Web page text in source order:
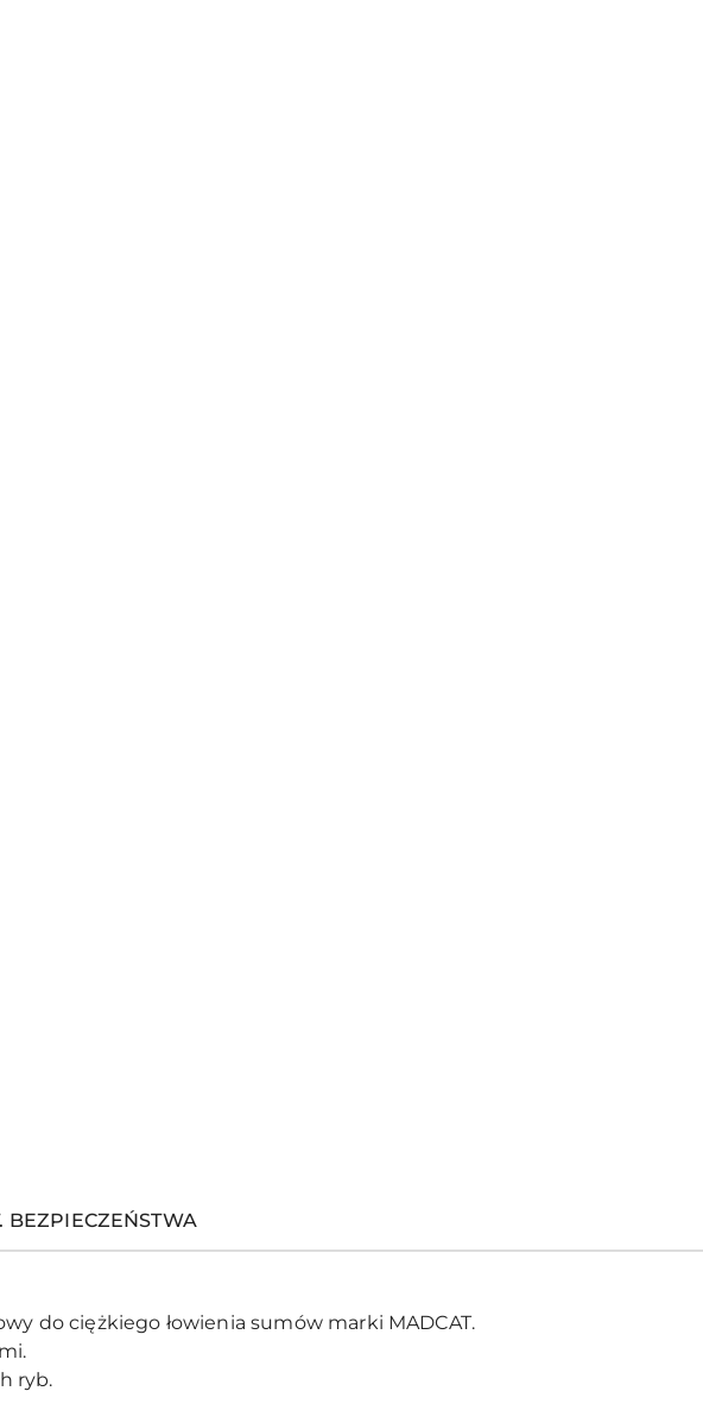
BEZPIECZEŃSTWA
do ciężkiego łowienia sumów marki MADCAT.
ryb.